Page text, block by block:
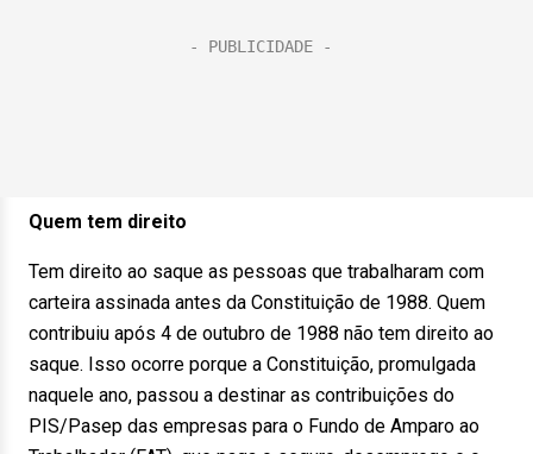
Quem tem direito
Tem direito ao saque as pessoas que trabalharam com
carteira assinada antes da Constituição de 1988. Quem
contribuiu após 4 de outubro de 1988 não tem direito ao
saque. Isso ocorre porque a Constituição, promulgada
naquele ano, passou a destinar as contribuições do
PIS/Pasep das empresas para o Fundo de Amparo ao